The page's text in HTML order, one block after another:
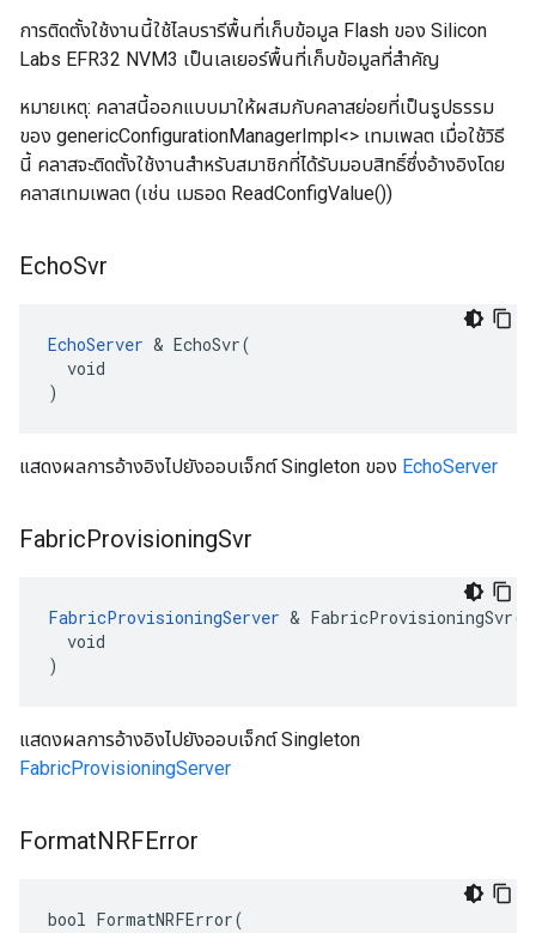
การติดตั้งใช้งานนี้ใช้ไลบรารีพื้นที่เก็บข้อมูล Flash ของ Silicon
Labs EFR32 NVM3 เป็นเลเยอร์พื้นที่เก็บข้อมูลที่สำคัญ
หมายเหตุ: คลาสนี้ออกแบบมาให้ผสมกับคลาสย่อยที่เป็นรูปธรรม
ของ genericConfigurationManagerImpl<> เทมเพลต เมื่อใช้วิธี
นี้ คลาสจะติดตั้งใช้งานสำหรับสมาชิกที่ได้รับมอบสิทธิ์ซึ่งอ้างอิงโดย
คลาสเทมเพลต (เช่น เมธอด ReadConfigValue())
EchoSvr
EchoServer & EchoSvr(
  void
)
แสดงผลการอ้างอิงไปยังออบเจ็กต์ Singleton ของ EchoServer
FabricProvisioningSvr
FabricProvisioningServer & FabricProvisioningSvr(
  void
)
แสดงผลการอ้างอิงไปยังออบเจ็กต์ Singleton
FabricProvisioningServer
FormatNRFError
bool FormatNRFError(